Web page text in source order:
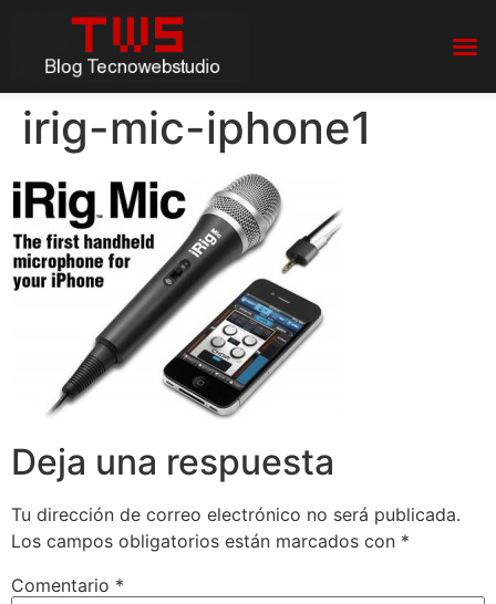
irig-mic-iphone1
Deja una respuesta
Tu dirección de correo electrónico no será publicada.
Los campos obligatorios están marcados con *
Comentario *